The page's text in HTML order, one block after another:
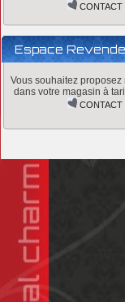
CONTACT
Espace
Vous souhaitez proposez
dans votre magasin à
CONTACT